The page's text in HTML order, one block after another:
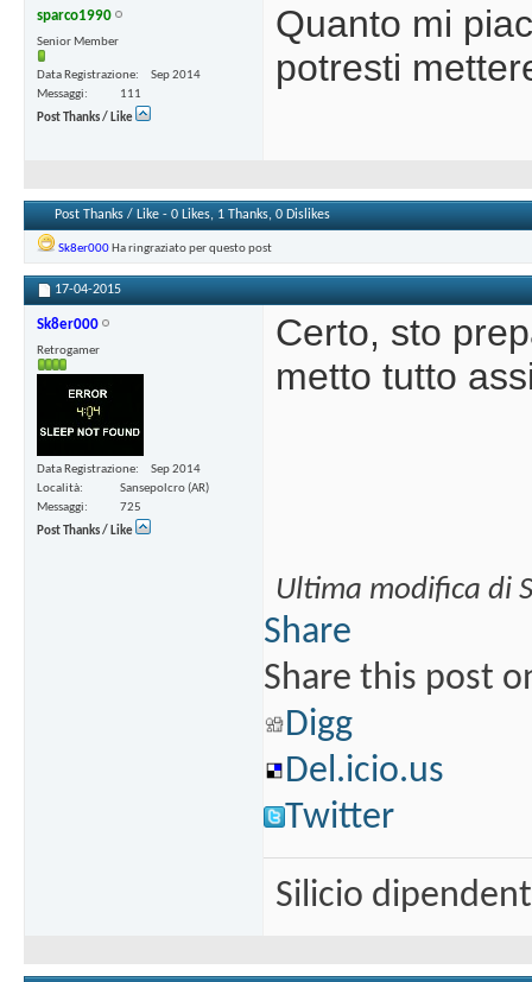
sparco1990
Senior Member
Data Registrazione
Sep 2014
Messaggi
111
Post Thanks / Like
Quanto mi
potresti
Post Thanks / Like - 0 Likes, 1 Thanks, 0 Dislikes
Sk8er000 Ha ringraziato per questo post
17-04-2015
Sk8er000
Retrogamer
Data Registrazione
Sep 2014
Località
Sansepolcro (AR)
Messaggi
725
Post Thanks / Like
Certo, sto
metto tutto
Ultima modifica di
Share
Share this post
Digg
Del.icio.us
Twitter
Silicio